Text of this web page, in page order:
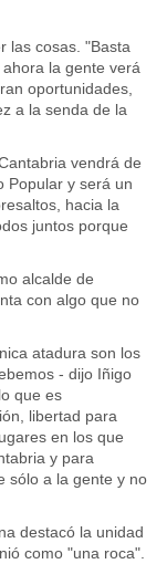
las cosas. "Basta
la gente verá
oportunidades,
a la senda de la
vendrá de
Popular y será un
hacia la
juntos porque
alcalde de
con algo que no
atadura son los
- dijo Iñigo
que es
libertad para
en los que
y para
sólo a la gente y no
destacó la unidad
como "una roca".